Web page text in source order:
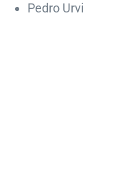
Pedro Urvi